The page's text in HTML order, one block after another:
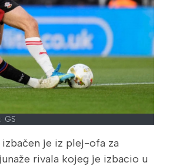
GS
je iz plej-ofa za
rivala kojeg je izbacio u